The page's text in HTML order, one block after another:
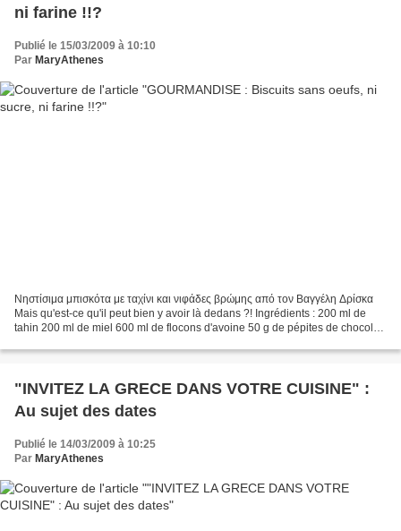
ni farine !!?
Publié le 15/03/2009 à 10:10
Par MaryAthenes
Νηστίσιμα μπισκότα με ταχίνι και νιφάδες βρώμης από τον Βαγγέλη Δρίσκα
Mais qu'est-ce qu'il peut bien y avoir là dedans ?! Ingrédients : 200 ml de
tahin 200 ml de miel 600 ml de flocons d'avoine 50 g de pépites de chocolat
"INVITEZ LA GRECE DANS VOTRE CUISINE" :
Au sujet des dates
Publié le 14/03/2009 à 10:25
Par MaryAthenes